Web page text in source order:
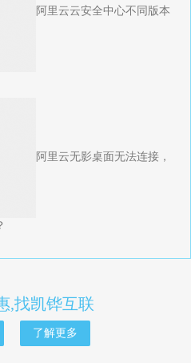
阿里云云安全中心不同版本
阿里云无影桌面无法连接，
,找凯铧互联
了解更多